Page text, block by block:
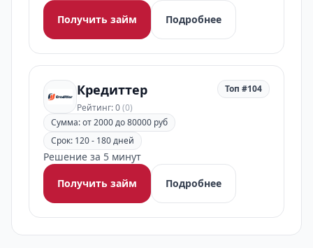
Получить займ
Подробнее
Кредиттер
Рейтинг: 0(0)
Топ #104
Сумма: от 2000 до 80000 руб
Срок: 120 - 180 дней
Решение за 5 минут
Получить займ
Подробнее